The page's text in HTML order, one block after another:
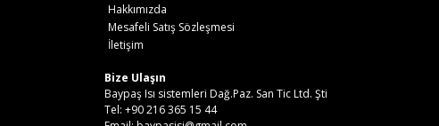
Hakkımızda
Mesafeli Satış Sözleşmesi
İletişim
Bize Ulaşın
Baypaş Isı sistemleri Dağ.Paz. San Tic Ltd. Şti
Tel: +90 216 365 15 44